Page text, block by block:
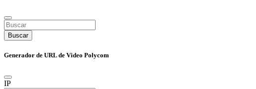
Buscar
Generador de URL de Video Polycom
IP